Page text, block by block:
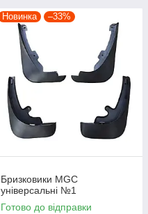
Новинка –33%
Бризковики MGC
універсальні №1
Готово до відправки